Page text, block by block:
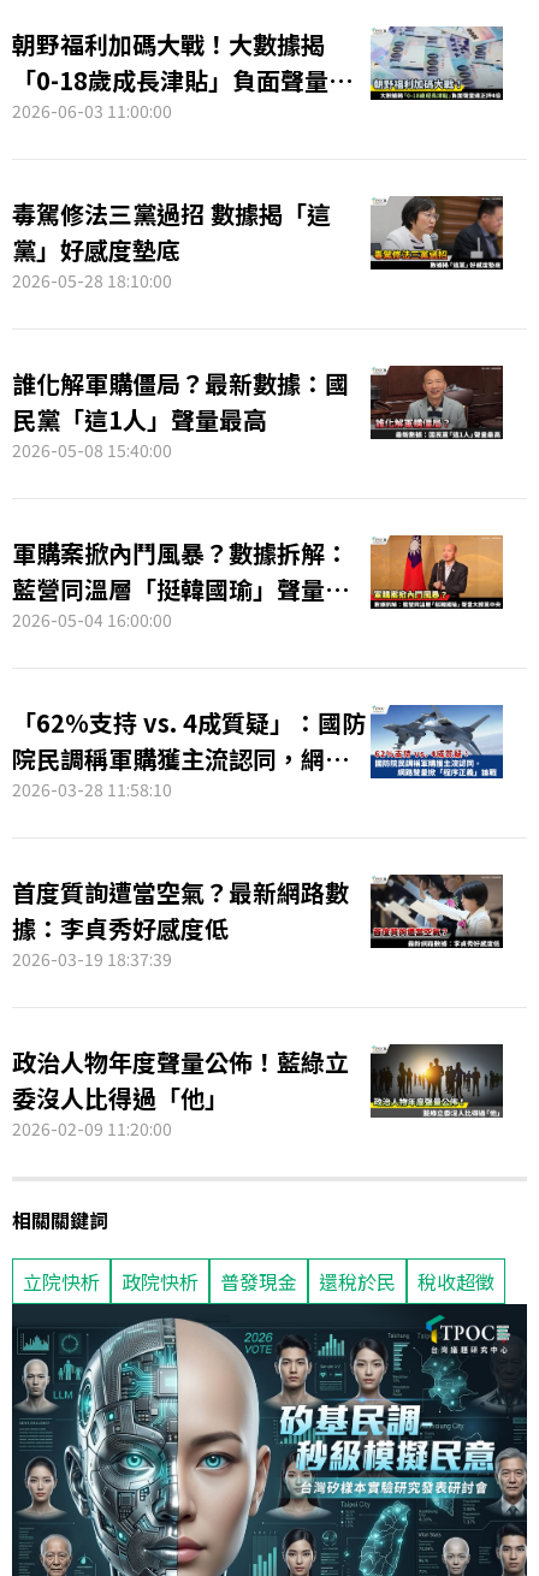
朝野福利加碼大戰！大數據揭
「0-18歲成長津貼」負面聲量達
正評4倍
2026-06-03 11:00:00
毒駕修法三黨過招 數據揭「這
黨」好感度墊底
2026-05-28 18:10:00
誰化解軍購僵局？最新數據：國
民黨「這1人」聲量最高
2026-05-08 15:40:00
軍購案掀內鬥風暴？數據拆解：
藍營同溫層「挺韓國瑜」聲量大
勝黨中央
2026-05-04 16:00:00
「62%支持 vs. 4成質疑」：國防
院民調稱軍購獲主流認同，網路
聲量掀「程序正義」論戰
2026-03-28 11:58:10
首度質詢遭當空氣？最新網路數
據：李貞秀好感度低
2026-03-19 18:37:39
政治人物年度聲量公佈！藍綠立
委沒人比得過「他」
2026-02-09 11:20:00
相關關鍵詞
立院快析 政院快析 普發現金 還稅於民 稅收超徵